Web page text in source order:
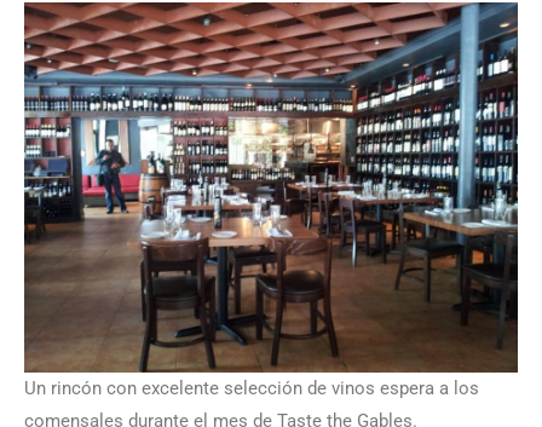
Un rincón con excelente selección de vinos espera a los
comensales durante el mes de Taste the Gables.